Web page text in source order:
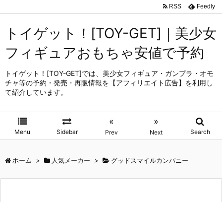
トイゲット！[TOY-GET]｜美少女
フィギュアおもちゃ安値で予約
トイゲット！[TOY-GET]では、美少女フィギュア・ガンプラ・オモ
チャ等の予約・発売・再販情報を【アフィリエイト広告】を利用し
て紹介しています。
Menu Sidebar
«
Prev
»
Next Search
RSS Feedly
ホーム > 人気メーカー > グッドスマイルカンパニー